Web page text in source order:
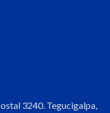
3240. Tegucigalpa,